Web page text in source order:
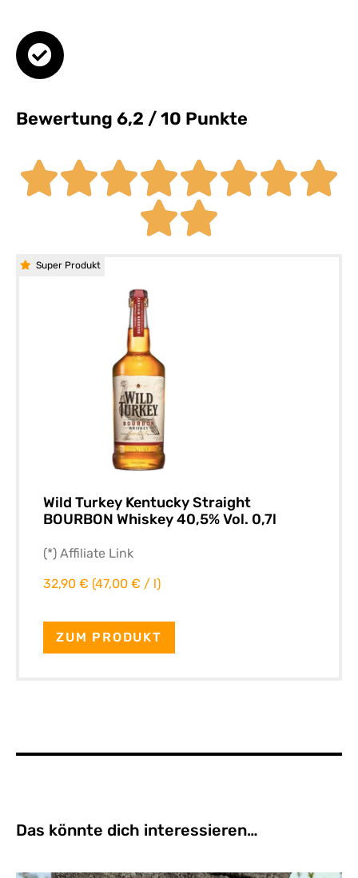
Bewertung 6,2 / 10 Punkte
Wild Turkey Kentucky Straight
BOURBON Whiskey 40,5% Vol. 0,7l
(*) Affiliate Link
32,90 € (47,00 € / l)
ZUM PRODUKT
Super Produkt
Das könnte dich interessieren…